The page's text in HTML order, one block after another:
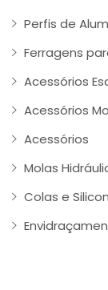
Perfis de
Ferragens
Acessórios
Acessórios
Acessórios
Molas
Colas e